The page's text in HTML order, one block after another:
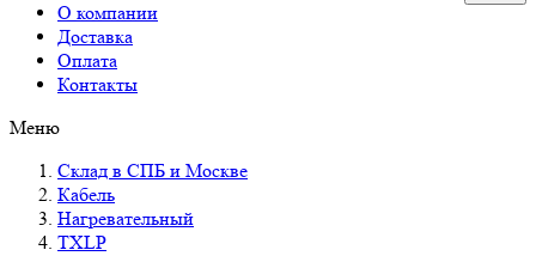
О компании
Доставка
Оплата
Контакты
Меню
Склад в СПБ и Москве
Кабель
Нагревательный
TXLP